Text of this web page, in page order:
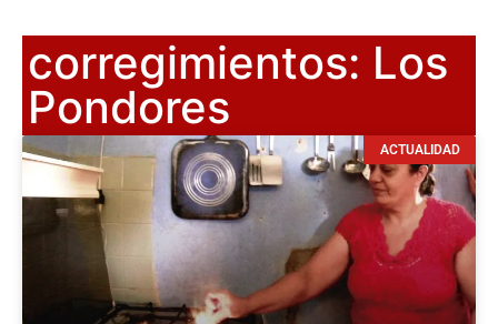
corregimientos: Los
Pondores
ACTUALIDAD